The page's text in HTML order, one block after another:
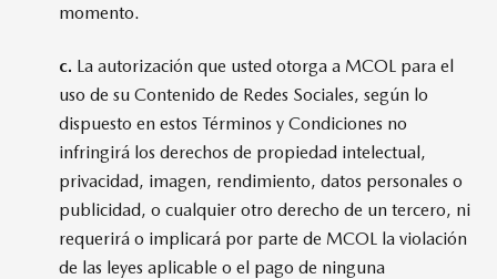
momento.
c. La autorización que usted otorga a MCOL para el
uso de su Contenido de Redes Sociales, según lo
dispuesto en estos Términos y Condiciones no
infringirá los derechos de propiedad intelectual,
privacidad, imagen, rendimiento, datos personales o
publicidad, o cualquier otro derecho de un tercero, ni
requerirá o implicará por parte de MCOL la violación
de las leyes aplicable o el pago de ninguna